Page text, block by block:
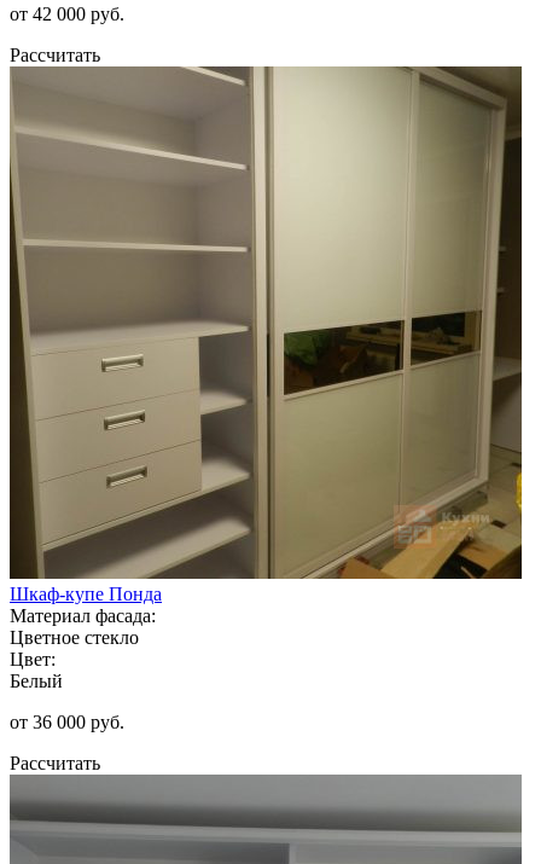
от 42 000 руб.
Рассчитать
Шкаф-купе Понда
Материал фасада:
Цветное стекло
Цвет:
Белый
от 36 000 руб.
Рассчитать